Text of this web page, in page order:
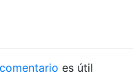
es útil